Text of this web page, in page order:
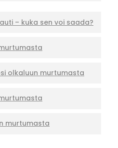
– kuka sen voi saada?
olkaluun murtumasta
murtumasta